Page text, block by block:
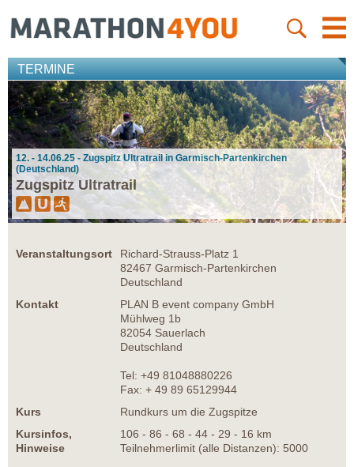
TERMINE
12. - 14.06.25 - Zugspitz Ultratrail in Garmisch-Partenkirchen
(Deutschland)
Zugspitz Ultratrail
Veranstaltungsort
Richard-Strauss-Platz 1
82467 Garmisch-Partenkirchen
Deutschland
Kontakt
PLAN B event company GmbH
Mühlweg 1b
82054 Sauerlach
Deutschland
Tel: +49 81048880226
Fax: + 49 89 65129944
Kurs
Rundkurs um die Zugspitze
Kursinfos,
Hinweise
106 - 86 - 68 - 44 - 29 - 16 km
Teilnehmerlimit (alle Distanzen): 5000